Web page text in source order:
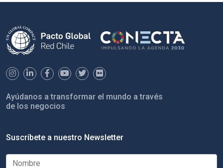
Ayúdanos a transformar el mundo a través
de los negocios
Suscríbete a nuestro Newsletter